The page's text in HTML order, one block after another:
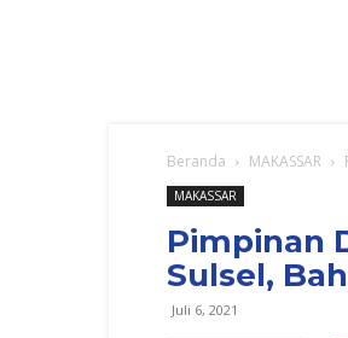
Beranda MAKASSAR
MAKASSAR
Pimpinan
Sulsel,
Juli 6, 2021